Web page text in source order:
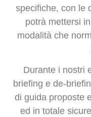
specifiche, con le
potrà mettersi
modalità che
Durante i nostri
briefing e de-
di guida proposte
ed in totale